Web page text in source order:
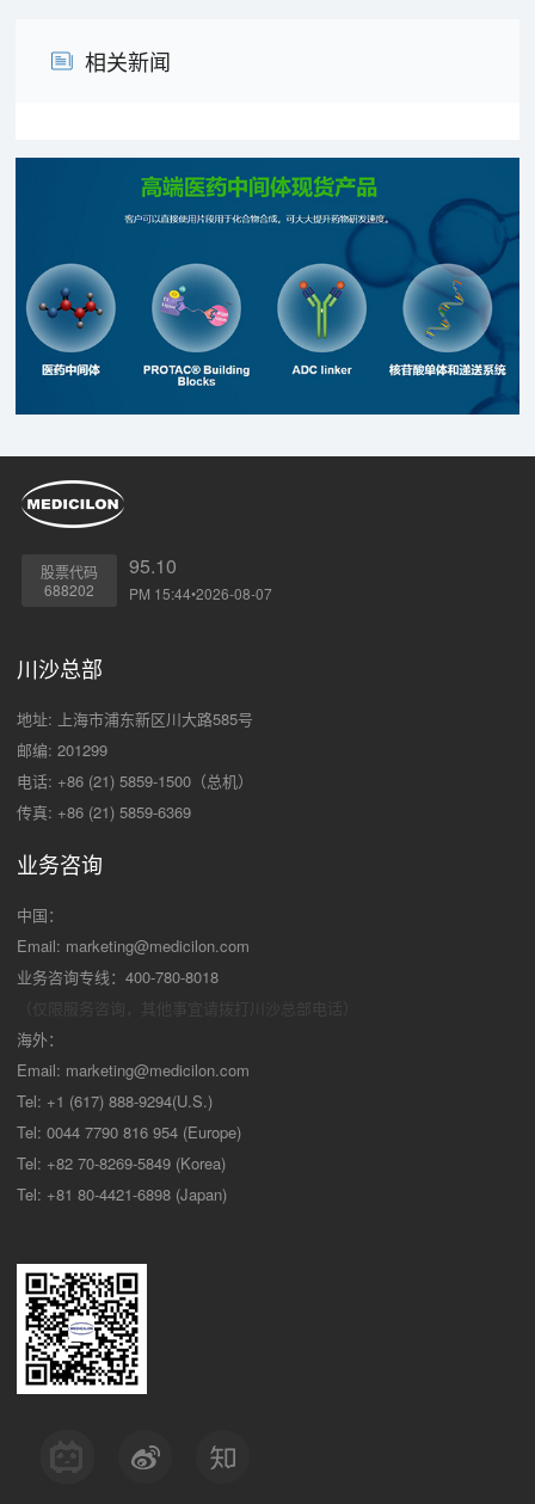
相关新闻
股票代码
688202
95.10
PM 15:44•2026-08-07
川沙总部
地址: 上海市浦东新区川大路585号
邮编: 201299
电话: +86 (21) 5859-1500（总机）
传真: +86 (21) 5859-6369
业务咨询
中国：
Email: marketing@medicilon.com
业务咨询专线：400-780-8018
海外：
Email: marketing@medicilon.com
Tel: +1 (617) 888-9294(U.S.)
Tel: 0044 7790 816 954 (Europe)
Tel: +82 70-8269-5849 (Korea)
Tel: +81 80-4421-6898 (Japan)